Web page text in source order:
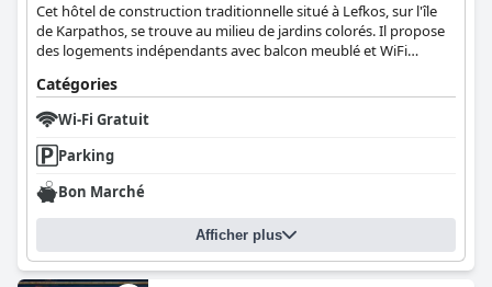
Cet hôtel de construction traditionnelle situé à Lefkos, sur l'île
de Karpathos, se trouve au milieu de jardins colorés. Il propose
des logements indépendants avec balcon meublé et WiFi
Catégories
Wi-Fi Gratuit
Parking
Bon Marché
Afficher plus